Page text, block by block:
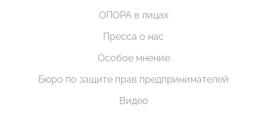
ОПОРА в лицах
Пресса о нас
Особое мнение
Бюро по защите прав предпринимателей
Видео